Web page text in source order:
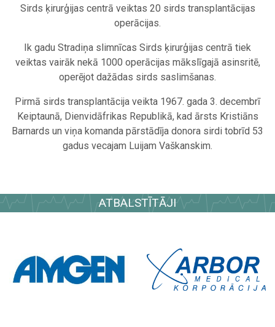
Sirds ķirurģijas centrā veiktas 20 sirds transplantācijas
operācijas.
Ik gadu Stradiņa slimnīcas Sirds ķirurģijas centrā tiek
veiktas vairāk nekā 1000 operācijas mākslīgajā asinsritē,
operējot dažādas sirds saslimšanas.
Pirmā sirds transplantācija veikta 1967. gada 3. decembrī
Keiptaunā, Dienvidāfrikas Republikā, kad ārsts Kristiāns
Barnards un viņa komanda pārstādīja donora sirdi tobrīd 53
gadus vecajam Luijam Vaškanskim.
ATBALSTĪTĀJI